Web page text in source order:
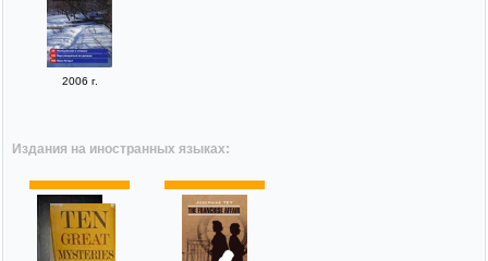
2006 г.
Издания на иностранных языках: